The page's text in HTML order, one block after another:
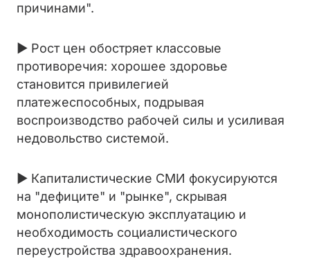
причинами".
► Рост цен обостряет классовые
противоречия: хорошее здоровье
становится привилегией
платежеспособных, подрывая
воспроизводство рабочей силы и усиливая
недовольство системой.
► Капиталистические СМИ фокусируются
на "дефиците" и "рынке", скрывая
монополистическую эксплуатацию и
необходимость социалистического
переустройства здравоохранения.